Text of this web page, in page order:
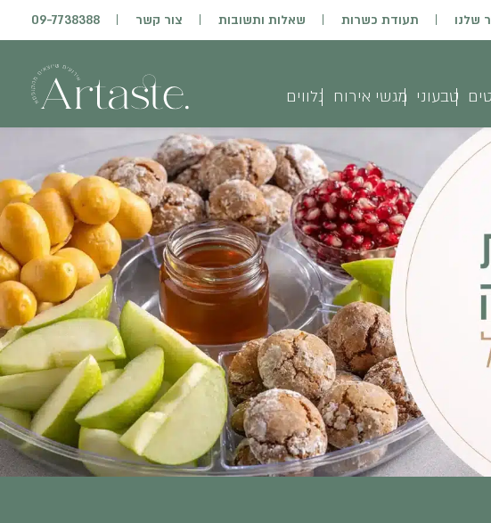
שלנו תעודת כשרות שאלות ותשובות צור קשר 09-7738388
טבעוני מגשי אירוח נלווים